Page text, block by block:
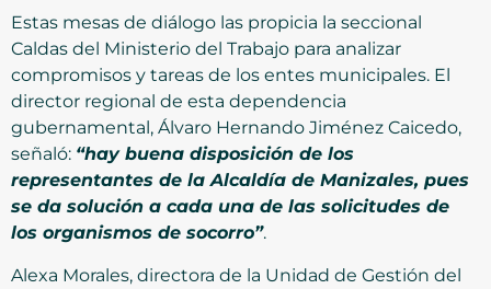
Estas mesas de diálogo las propicia la seccional
Caldas del Ministerio del Trabajo para analizar
compromisos y tareas de los entes municipales. El
director regional de esta dependencia
gubernamental, Álvaro Hernando Jiménez Caicedo,
señaló: “hay buena disposición de los
representantes de la Alcaldía de Manizales, pues
se da solución a cada una de las solicitudes de
los organismos de socorro”.
Alexa Morales, directora de la Unidad de Gestión del